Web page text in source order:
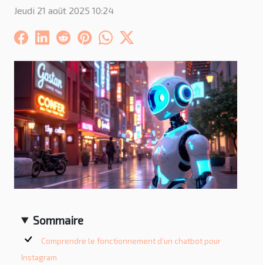
Jeudi 21 août 2025 10:24
Sommaire
Comprendre le fonctionnement d’un chatbot pour
Instagram